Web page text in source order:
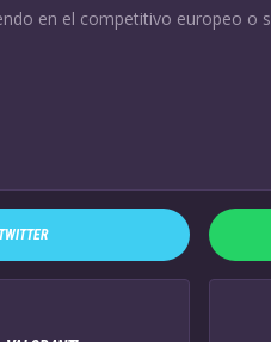
en el competitivo europeo o